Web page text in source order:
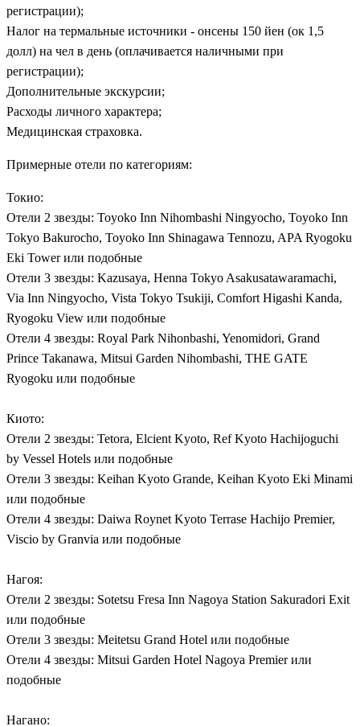
регистрации);
Налог на термальные источники - онсены 150 йен (ок 1,5
долл) на чел в день (оплачивается наличными при
регистрации);
Дополнительные экскурсии;
Расходы личного характера;
Медицинская страховка.
Примерные отели по категориям:
Токио:
Отели 2 звезды: Toyoko Inn Nihombashi Ningyocho, Toyoko Inn
Tokyo Bakurocho, Toyoko Inn Shinagawa Tennozu, APA Ryogoku
Eki Tower или подобные
Отели 3 звезды: Kazusaya, Henna Tokyo Asakusatawaramachi,
Via Inn Ningyocho, Vista Tokyo Tsukiji, Comfort Higashi Kanda,
Ryogoku View или подобные
Отели 4 звезды: Royal Park Nihonbashi, Yenomidori, Grand
Prince Takanawa, Mitsui Garden Nihombashi, THE GATE
Ryogoku или подобные
Киото:
Отели 2 звезды: Tetora, Elcient Kyoto, Ref Kyoto Hachijoguchi
by Vessel Hotels или подобные
Отели 3 звезды: Keihan Kyoto Grande, Keihan Kyoto Eki Minami
или подобные
Отели 4 звезды: Daiwa Roynet Kyoto Terrase Hachijo Premier,
Viscio by Granvia или подобные
Нагоя:
Отели 2 звезды: Sotetsu Fresa Inn Nagoya Station Sakuradori Exit
или подобные
Отели 3 звезды: Meitetsu Grand Hotel или подобные
Отели 4 звезды: Mitsui Garden Hotel Nagoya Premier или
подобные
Нагано: